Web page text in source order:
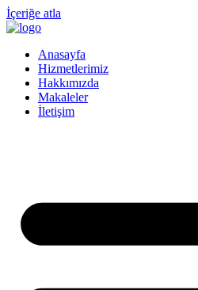
İçeriğe atla
Anasayfa
Hizmetlerimiz
Hakkımızda
Makaleler
İletişim